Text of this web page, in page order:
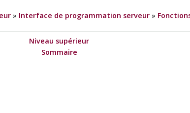
» Interface de programmation serveur »
Niveau supérieur
Sommaire